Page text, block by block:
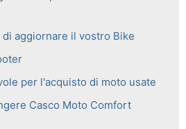
aggiornare il vostro Bike
per l'acquisto di moto usate
Casco Moto Comfort